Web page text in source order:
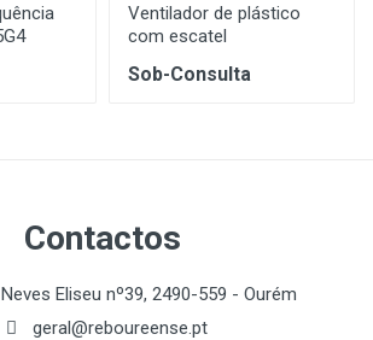
Ventilador de plástico
com escatel
Sob-Consulta
Contactos
Neves Eliseu nº39, 2490-559 - Ourém
geral@reboureense.pt